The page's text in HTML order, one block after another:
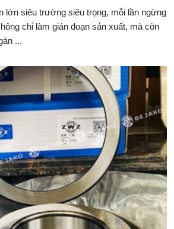
lớn siêu trường siêu trọng, mỗi lần ngừng
chỉ làm gián đoạn sản xuất, mà còn
...